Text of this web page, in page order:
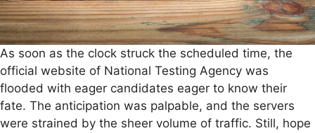
As soon as the clock struck the scheduled time, the
official website of National Testing Agency was
flooded with eager candidates eager to know their
fate. The anticipation was palpable, and the servers
were strained by the sheer volume of traffic. Still, hope